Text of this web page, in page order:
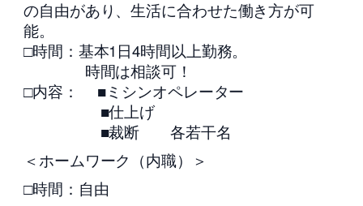
の自由があり、生活に合わせた働き方が可
能。
□時間：基本1日4時間以上勤務。
時間は相談可！
□内容： ■ミシンオペレーター
■仕上げ
■裁断 各若干名
＜ホームワーク（内職）＞
□時間：自由